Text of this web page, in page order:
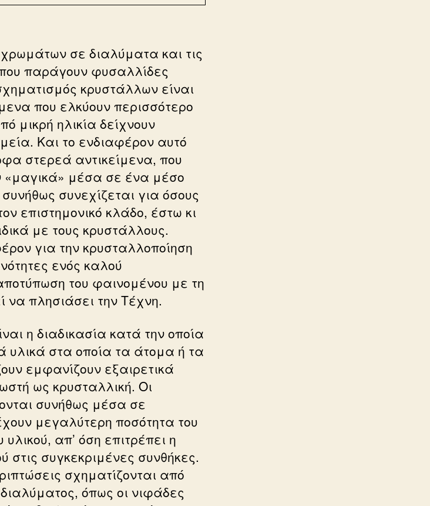
σε διαλύματα και τις
παράγουν φυσαλλίδες
κρυστάλλων είναι
που ελκύουν περισσότερο
μικρή ηλικία δείχνουν
Και το ενδιαφέρον αυτό
στερεά αντικείμενα, που
«μαγικά» μέσα σε ένα μέσο
συνεχίζεται για όσους
επιστημονικό κλάδο, έστω κι
με τους κρυστάλλους.
για την κρυσταλλοποίηση
ενός καλού
του φαινομένου με τη
να πλησιάσει την Τέχνη.
η διαδικασία κατά την οποία
υλικά στα οποία τα άτομα ή τα
εμφανίζουν εξαιρετικά
ως κρυσταλλική. Οι
συνήθως μέσα σε
μεγαλύτερη ποσότητα του
απ’ όση επιτρέπει η
στις συγκεκριμένες συνθήκες.
σχηματίζονται από
όπως οι νιφάδες